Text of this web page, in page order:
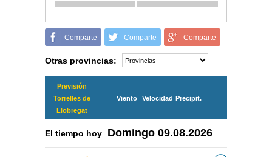
Comparte Comparte Comparte
Otras provincias:
Previsión
Torrelles de
Llobregat
Viento Velocidad Precipit.
El tiempo hoy Domingo 09.08.2026